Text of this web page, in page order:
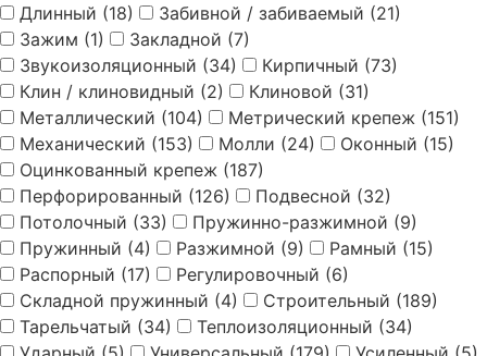
Длинный (18) Забивной / забиваемый (21)
Зажим (1) Закладной (7)
Звукоизоляционный (34) Кирпичный (73)
Клин / клиновидный (2) Клиновой (31)
Металлический (104) Метрический крепеж (151)
Механический (153) Молли (24) Оконный (15)
Оцинкованный крепеж (187)
Перфорированный (126) Подвесной (32)
Потолочный (33) Пружинно-разжимной (9)
Пружинный (4) Разжимной (9) Рамный (15)
Распорный (17) Регулировочный (6)
Складной пружинный (4) Строительный (189)
Тарельчатый (34) Теплоизоляционный (34)